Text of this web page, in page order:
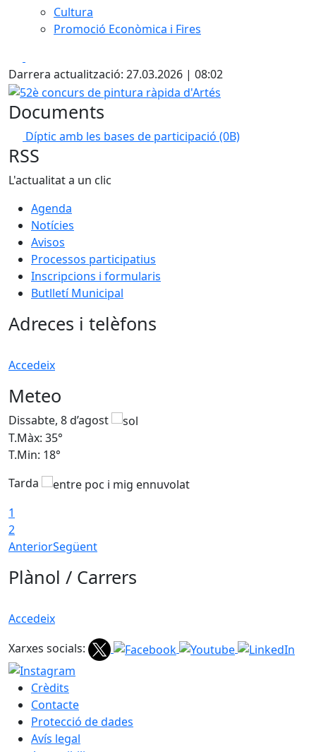
Cultura
Promoció Econòmica i Fires
Darrera actualització: 27.03.2026 | 08:02
52è concurs de pintura ràpida d'Artés
Documents
Díptic amb les bases de participació (0B)
RSS
L'actualitat a un clic
Agenda
Notícies
Avisos
Processos participatius
Inscripcions i formularis
Butlletí Municipal
Adreces i telèfons
Accedeix
Meteo
Dissabte, 8 d’agost
T.Màx: 35°
T.Min: 18°
Tarda
1
2
AnteriorSegüent
Plànol / Carrers
Accedeix
Xarxes socials:
Crèdits
Contacte
Protecció de dades
Avís legal